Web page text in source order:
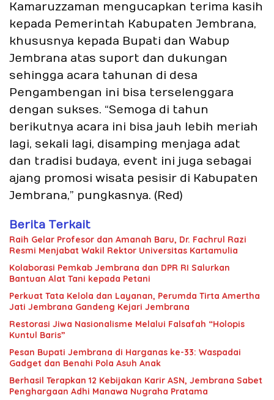
Kamaruzzaman mengucapkan terima kasih
kepada Pemerintah Kabupaten Jembrana,
khususnya kepada Bupati dan Wabup
Jembrana atas suport dan dukungan
sehingga acara tahunan di desa
Pengambengan ini bisa terselenggara
dengan sukses. “Semoga di tahun
berikutnya acara ini bisa jauh lebih meriah
lagi, sekali lagi, disamping menjaga adat
dan tradisi budaya, event ini juga sebagai
ajang promosi wisata pesisir di Kabupaten
Jembrana,” pungkasnya. (Red)
Berita Terkait
Raih Gelar Profesor dan Amanah Baru, Dr. Fachrul Razi
Resmi Menjabat Wakil Rektor Universitas Kartamulia
Kolaborasi Pemkab Jembrana dan DPR RI Salurkan
Bantuan Alat Tani kepada Petani
Perkuat Tata Kelola dan Layanan, Perumda Tirta Amertha
Jati Jembrana Gandeng Kejari Jembrana
Restorasi Jiwa Nasionalisme Melalui Falsafah “Holopis
Kuntul Baris”
Pesan Bupati Jembrana di Harganas ke-33: Waspadai
Gadget dan Benahi Pola Asuh Anak
Berhasil Terapkan 12 Kebijakan Karir ASN, Jembrana Sabet
Penghargaan Adhi Manawa Nugraha Pratama